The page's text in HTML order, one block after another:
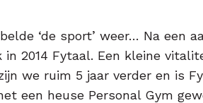
‘de sport’ weer… Na een
in 2014 Fytaal. Een kleine
we ruim 5 jaar verder en is
een heuse Personal Gym